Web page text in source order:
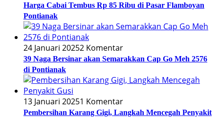
Harga Cabai Tembus Rp 85 Ribu di Pasar Flamboyan
Pontianak
24 Januari 20252 Komentar
39 Naga Bersinar akan Semarakkan Cap Go Meh 2576
di Pontianak
13 Januari 20251 Komentar
Pembersihan Karang Gigi, Langkah Mencegah Penyakit